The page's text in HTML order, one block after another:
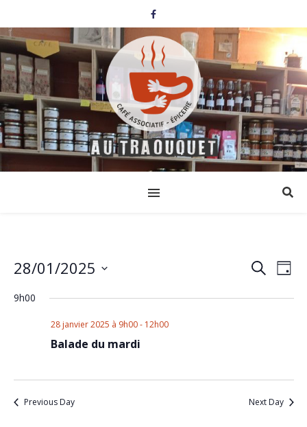
Events
Search
SearchDay
28/01/2025
date.
9h00
28 janvier 2025 à 9h00- 12h00
Balade du mardi
Previous Day Next Day